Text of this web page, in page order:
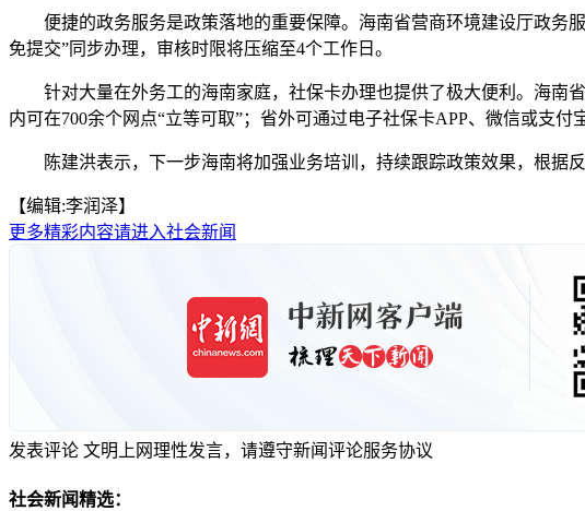
便捷的政务服务是政策落地的重要保障。海南省营商环境建设厅政务服
免提交”同步办理，审核时限将压缩至4个工作日。
针对大量在外务工的海南家庭，社保卡办理也提供了极大便利。海南省
内可在700余个网点“立等可取”；省外可通过电子社保卡APP、微信或支付
陈建洪表示，下一步海南将加强业务培训，持续跟踪政策效果，根据
【编辑:李润泽】
更多精彩内容请进入社会新闻
发表评论 文明上网理性发言，请遵守新闻评论服务协议
社会新闻精选：